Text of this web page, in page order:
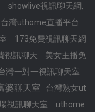
showlive視訊聊天網,
台灣uthome直播平台
173免費視訊聊天網
視訊聊天
美女主播免
灣一對一視訊聊天室
婆聊天室
台灣熟女ut
視訊聊天室
uthome